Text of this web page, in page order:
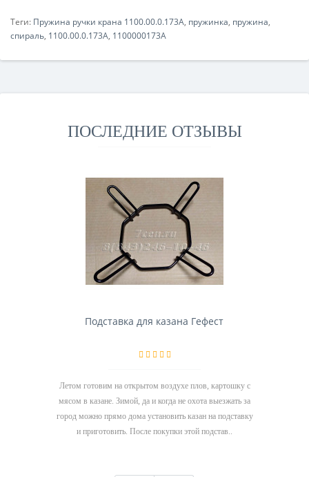
Теги: Пружина ручки крана 1100.00.0.173А, пружинка, пружина,
спираль, 1100.00.0.173А, 1100000173А
ПОСЛЕДНИЕ ОТЗЫВЫ
Подставка для казана Гефест
Летом готовим на открытом воздухе плов, картошку с
мясом в казане. Зимой, да и когда не охота выезжать за
город можно прямо дома установить казан на подставку
и приготовить. После покупки этой подстав..